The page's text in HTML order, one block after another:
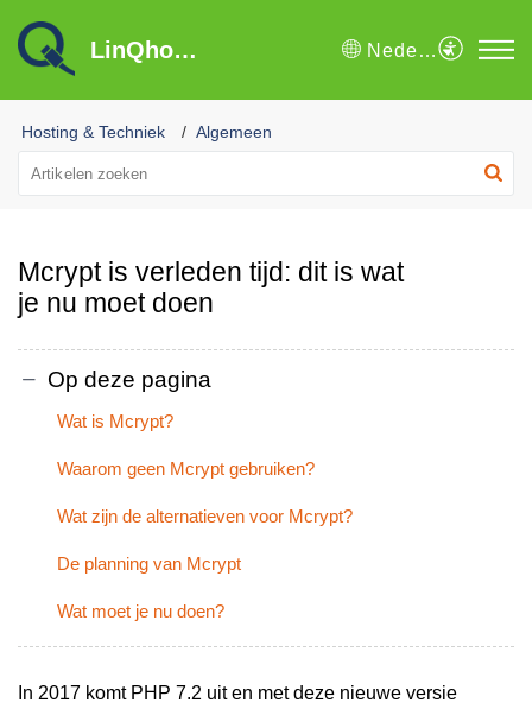
LinQhost B.V. Kennisbank Nederlands
Hosting & Techniek Algemeen
Mcrypt is verleden tijd: dit is wat
je nu moet doen
Op deze pagina
Wat is Mcrypt?
Waarom geen Mcrypt gebruiken?
Wat zijn de alternatieven voor Mcrypt?
De planning van Mcrypt
Wat moet je nu doen?
In 2017 komt PHP 7.2 uit en met deze nieuwe versie